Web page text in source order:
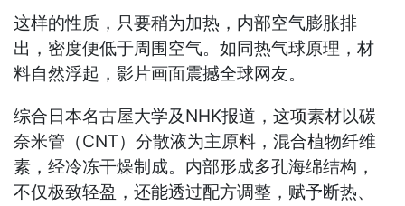
这样的性质，只要稍为加热，内部空气膨胀排
出，密度便低于周围空气。如同热气球原理，材
料自然浮起，影片画面震撼全球网友。
综合日本名古屋大学及NHK报道，这项素材以碳
奈米管（CNT）分散液为主原料，混合植物纤维
素，经冷冻干燥制成。内部形成多孔海绵结构，
不仅极致轻盈，还能透过配方调整，赋予断热、